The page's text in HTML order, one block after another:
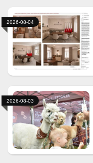
2026-08-04
2026-08-03